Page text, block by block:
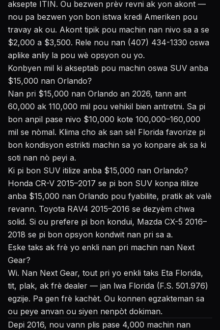
aksepte ITIN. Ou bezwen prèv revni ak yon akont —
nou pa bezwen yon bon istwa kredi Ameriken pou
travay ak ou. Akont tipik pou machin nan nivo sa a se
$2,000 a $3,500. Rele nou nan (407) 434-1330 oswa
aplike anliy la pou wè opsyon ou yo.
Konbyen mil ki akseptab pou machin oswa SUV anba
$15,000 nan Orlando?
Nan pri $15,000 nan Orlando an 2026, tann ant
60,000 ak 110,000 mil pou vehikil bien antretni. Sa pi
bon anpil pase nivo $10,000 kote 100,000–160,000
mil se nòmal. Klima cho ak san sèl Florida favorize pi
bon kondisyon estrikti machin sa yo konpare ak sa ki
soti nan nò peyi a.
Ki pi bon SUV itilize anba $15,000 nan Orlando?
Honda CR-V 2015–2017 se pi bon SUV konpa itilize
anba $15,000 nan Orlando pou fyabilite, pratik ak valè
revann. Toyota RAV4 2015–2016 se dezyèm chwa
solid. Si ou prefere pi bon kondui, Mazda CX-5 2016–
2018 se pi bon opsyon kondwit nan pri sa a.
Eske taks ak frè yo enkli nan pri machin nan Next
Gear?
Wi. Nan Next Gear, tout pri yo enkli taks Eta Florida,
tit, plak, ak frè dealer — jan lwa Florida (F.S. 501.976)
egzije. Pa gen frè kachèt. Ou konnen egzakteman sa
ou peye anvan ou siyen nenpòt dokiman.
Depi 2016, nou vann plis pase 4,000 machin nan